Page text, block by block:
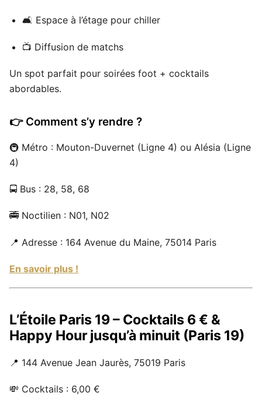
🛋 Espace à l’étage pour chiller
📺 Diffusion de matchs
Un spot parfait pour soirées foot + cocktails
abordables.
👉 Comment s’y rendre ?
🚇 Métro : Mouton-Duvernet (Ligne 4) ou Alésia (Ligne
4)
🚍 Bus : 28, 58, 68
🚎 Noctilien : N01, N02
📍 Adresse : 164 Avenue du Maine, 75014 Paris
En savoir plus !
L’Étoile Paris 19 – Cocktails 6 € &
Happy Hour jusqu’à minuit (Paris 19)
📍 144 Avenue Jean Jaurès, 75019 Paris
💸 Cocktails : 6,00 €